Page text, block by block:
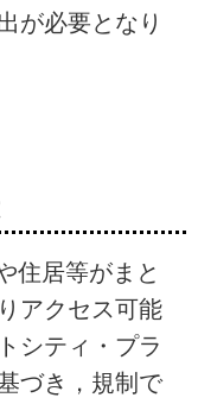
が必要となり
住居等がまと
アクセス可能
シティ・プラ
づき，規制で